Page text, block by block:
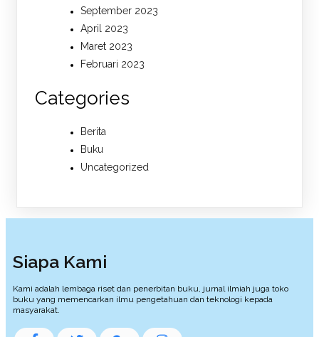
September 2023
April 2023
Maret 2023
Februari 2023
Categories
Berita
Buku
Uncategorized
Siapa Kami
Kami adalah lembaga riset dan penerbitan buku, jurnal ilmiah juga toko
buku yang memencarkan ilmu pengetahuan dan teknologi kepada
masyarakat.